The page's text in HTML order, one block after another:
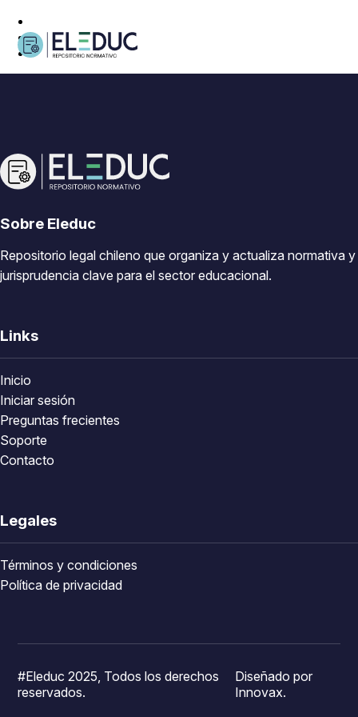
Sobre Eleduc
Repositorio legal chileno que organiza y actualiza normativa y
jurisprudencia clave para el sector educacional.
Links
Inicio
Iniciar sesión
Preguntas frecientes
Soporte
Contacto
Legales
Términos y condiciones
Política de privacidad
#Eleduc 2025, Todos los derechos
reservados.
Diseñado por
Innovax.